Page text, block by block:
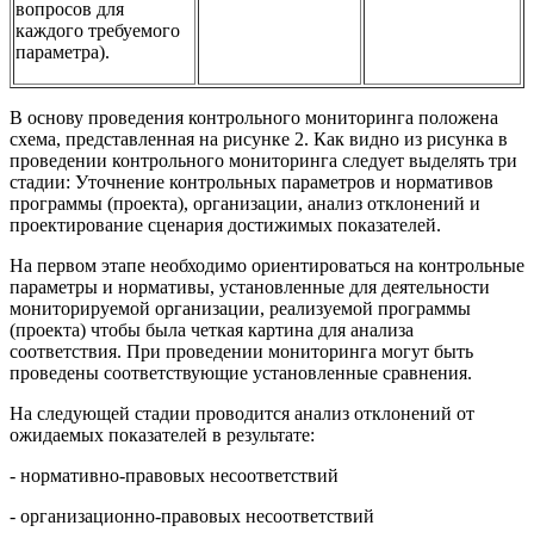
вопросов для
каждого требуемого
параметра).
В основу проведения контрольного мониторинга положена
схема, представленная на рисунке 2. Как видно из рисунка в
проведении контрольного мониторинга следует выделять три
стадии: Уточнение контрольных параметров и нормативов
программы (проекта), организации, анализ отклонений и
проектирование сценария достижимых показателей.
На первом этапе необходимо ориентироваться на контрольные
параметры и нормативы, установленные для деятельности
мониторируемой организации, реализуемой программы
(проекта) чтобы была четкая картина для анализа
соответствия. При проведении мониторинга могут быть
проведены соответствующие установленные сравнения.
На следующей стадии проводится анализ отклонений от
ожидаемых показателей в результате:
- нормативно-правовых несоответствий
- организационно-правовых несоответствий